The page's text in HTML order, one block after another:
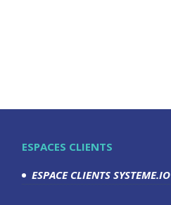
ESPACES CLIENTS
ESPACE CLIENTS SYSTEME.IO